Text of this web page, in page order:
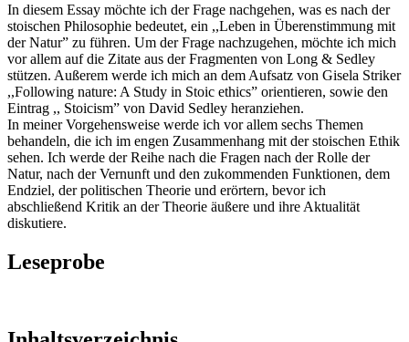
In diesem Essay möchte ich der Frage nachgehen, was es nach der
stoischen Philosophie bedeutet, ein ,,Leben in Überenstimmung mit
der Natur” zu führen. Um der Frage nachzugehen, möchte ich mich
vor allem auf die Zitate aus der Fragmenten von Long & Sedley
stützen. Außerem werde ich mich an dem Aufsatz von Gisela Striker
,,Following nature: A Study in Stoic ethics” orientieren, sowie den
Eintrag ,, Stoicism” von David Sedley heranziehen.
In meiner Vorgehensweise werde ich vor allem sechs Themen
behandeln, die ich im engen Zusammenhang mit der stoischen Ethik
sehen. Ich werde der Reihe nach die Fragen nach der Rolle der
Natur, nach der Vernunft und den zukommenden Funktionen, dem
Endziel, der politischen Theorie und erörtern, bevor ich
abschließend Kritik an der Theorie äußere und ihre Aktualität
diskutiere.
Leseprobe